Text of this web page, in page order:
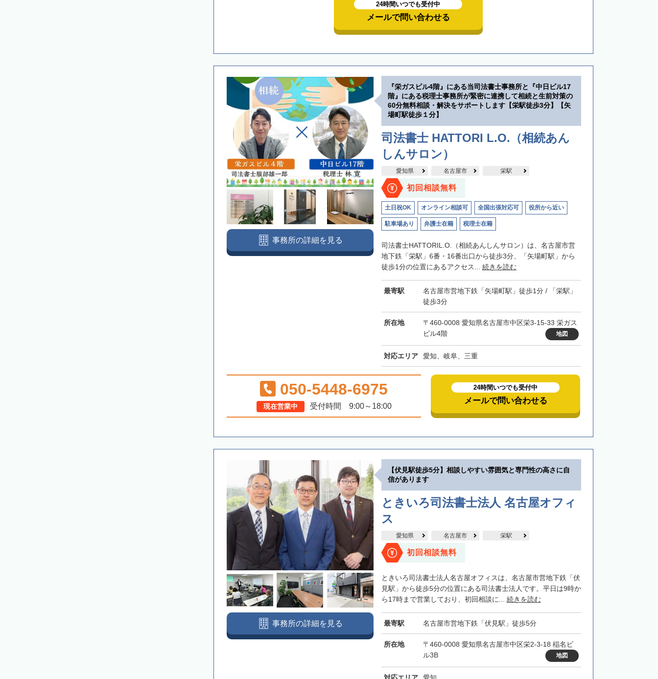
24時間いつでも受付中
メールで問い合わせる
『栄ガスビル4階』にある当司法書士事務所と『中日ビル17
階』にある税理士事務所が緊密に連携して相続と生前対策の
60分無料相談・解決をサポートします【栄駅徒歩3分】【矢
場町駅徒歩１分】
司法書士 HATTORI L.O.（相続あん
しんサロン）
愛知県 名古屋市 栄駅
初回相談無料
土日祝OK オンライン相談可 全国出張対応可 役所から近い
駐車場あり 弁護士在籍 税理士在籍
司法書士HATTORIL.O.（相続あんしんサロン）は、名古屋市営
地下鉄「栄駅」6番・16番出口から徒歩3分、「矢場町駅」から
徒歩1分の位置にあるアクセス... 続きを読む
最寄駅
名古屋市営地下鉄「矢場町駅」徒歩1分 / 「栄駅」
徒歩3分
所在地
〒460-0008 愛知県名古屋市中区栄3-15-33 栄ガス
ビル4階
地図
対応エリア 愛知、岐阜、三重
事務所の詳細を見る
050-5448-6975
現在営業中 受付時間 9:00～18:00
24時間いつでも受付中
メールで問い合わせる
【伏見駅徒歩5分】相談しやすい雰囲気と専門性の高さに自
信があります
ときいろ司法書士法人 名古屋オフィ
ス
愛知県 名古屋市 栄駅
初回相談無料
ときいろ司法書士法人名古屋オフィスは、名古屋市営地下鉄「伏
見駅」から徒歩5分の位置にある司法書士法人です。平日は9時か
ら17時まで営業しており、初回相談に... 続きを読む
最寄駅 名古屋市営地下鉄「伏見駅」徒歩5分
所在地
〒460-0008 愛知県名古屋市中区栄2-3-18 稲名ビ
ル3B
地図
事務所の詳細を見る